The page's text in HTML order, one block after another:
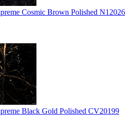
Cosmic Brown Polished N12026
Black Gold Polished CV20199